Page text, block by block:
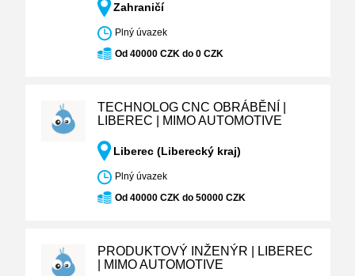
Zahraničí
Plný úvazek
Od 40000 CZK do 0 CZK
TECHNOLOG CNC OBRÁBĚNÍ |
LIBEREC | MIMO AUTOMOTIVE
Liberec (Liberecký kraj)
Plný úvazek
Od 40000 CZK do 50000 CZK
PRODUKTOVÝ INŽENÝR | LIBEREC
| MIMO AUTOMOTIVE